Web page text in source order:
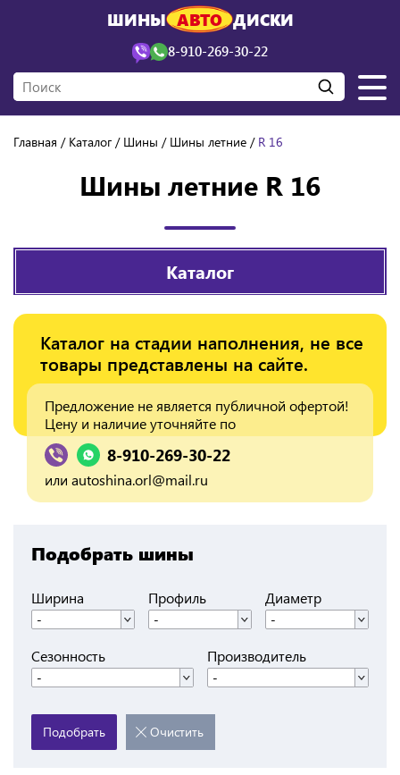
ШИНЫ АВТО ДИСКИ
8-910-269-30-22
Главная Каталог Шины Шины летние R 16
Шины летние R 16
Каталог
Каталог на стадии наполнения, не все
товары представлены на сайте.
Предложение не является публичной офертой!
Цену и наличие уточняйте по
8-910-269-30-22
или autoshina.orl@mail.ru
Подобрать шины
Ширина
-
Профиль
-
Диаметр
-
Сезонность
-
Производитель
-
Подобрать Очистить